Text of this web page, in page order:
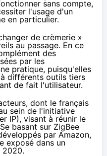
sans compte,
l'usage d'un
en particulier.
de crèmerie »
au passage. En ce
des
par les
pratique, puisqu'elles
différents outils tiers
de fait l'utilisateur.
dont le français
sein de l'initiative
IP), visant à réunir le
basant sur ZigBee
par Amazon,
exposé dans un
2020.